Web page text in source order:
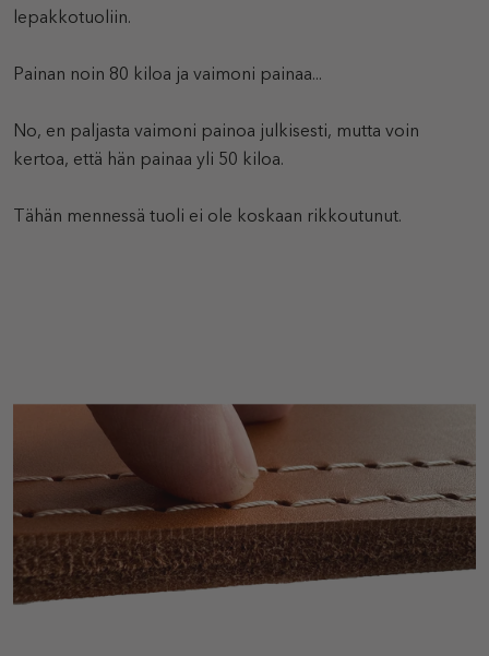
lepakkotuoliin.
Painan noin 80 kiloa ja vaimoni painaa...
No, en paljasta vaimoni painoa julkisesti, mutta voin
kertoa, että hän painaa yli 50 kiloa.
Tähän mennessä tuoli ei ole koskaan rikkoutunut.